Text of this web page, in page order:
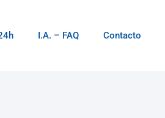
I.A. – FAQ Contacto